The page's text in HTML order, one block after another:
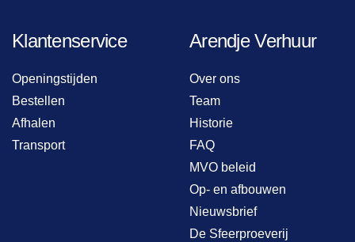
Klantenservice
Openingstijden
Bestellen
Afhalen
Transport
Arendje Verhuur
Over ons
Team
Historie
FAQ
MVO beleid
Op- en afbouwen
Nieuwsbrief
De Sfeerproeverij